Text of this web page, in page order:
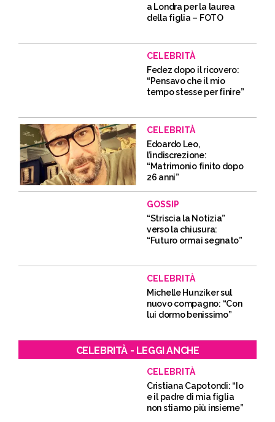
a Londra per la laurea
della figlia – FOTO
CELEBRITÀ
Fedez dopo il ricovero:
“Pensavo che il mio
tempo stesse per finire”
CELEBRITÀ
Edoardo Leo,
l’indiscrezione:
“Matrimonio finito dopo
26 anni”
GOSSIP
“Striscia la Notizia”
verso la chiusura:
“Futuro ormai segnato”
CELEBRITÀ
Michelle Hunziker sul
nuovo compagno: “Con
lui dormo benissimo”
CELEBRITÀ - LEGGI ANCHE
CELEBRITÀ
Cristiana Capotondi: “Io
e il padre di mia figlia
non stiamo più insieme”